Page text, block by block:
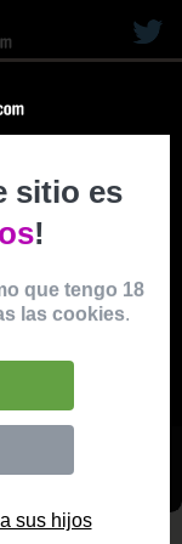
sitio es
!
que tengo 18
las cookies.
sus hijos
CON GAFITAS Y